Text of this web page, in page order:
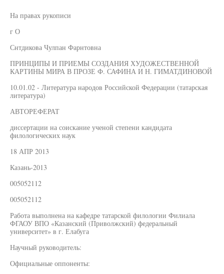
На правах рукописи
г О
Снтдикова Чулпан Фарнтовна
ПРИНЦИПЫ И ПРИЕМЫ СОЗДАНИЯ ХУДОЖЕСТВЕННОЙ
КАРТИНЫ МИРА В ПРОЗЕ Ф. САФИНА И Н. ГИМАТДИНОВОЙ
10.01.02 - Литература народов Российской Федерации (татарская
литература)
АВТОРЕФЕРАТ
диссертации на соискание ученой степени кандидата
филологических наук
18 АПР 2013
Казань-2013
005052112
005052112
Работа выполнена на кафедре татарской филологии Филиала
ФГАОУ ВПО «Казанский (Приволжский) федеральный
университет» в г. Елабуга
Научный руководитель:
Официальные оппоненты: